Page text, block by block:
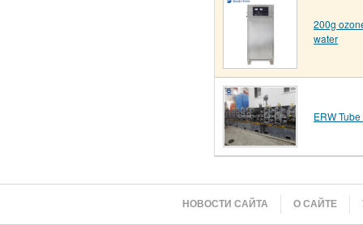
200g
water
ERW
НОВОСТИ САЙТА О САЙТЕ